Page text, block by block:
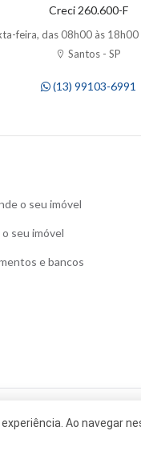
Creci 260.600-F
feira, das 08h00 às
Santos - SP
(13) 99103-6991
o seu imóvel
seu imóvel
e bancos
Ao navegar